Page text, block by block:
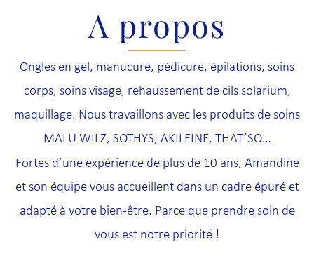
A propos
Ongles en gel, manucure, pédicure, épilations, soins
corps, soins visage, rehaussement de cils solarium,
maquillage. Nous travaillons avec les produits de soins
MALU WILZ, SOTHYS, AKILEINE, THAT’SO…
Fortes d’une expérience de plus de 10 ans, Amandine
et son équipe vous accueillent dans un cadre épuré et
adapté à votre bien-être. Parce que prendre soin de
vous est notre priorité !